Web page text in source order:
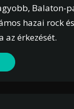
Balaton-
hazai rock
az érkezését.